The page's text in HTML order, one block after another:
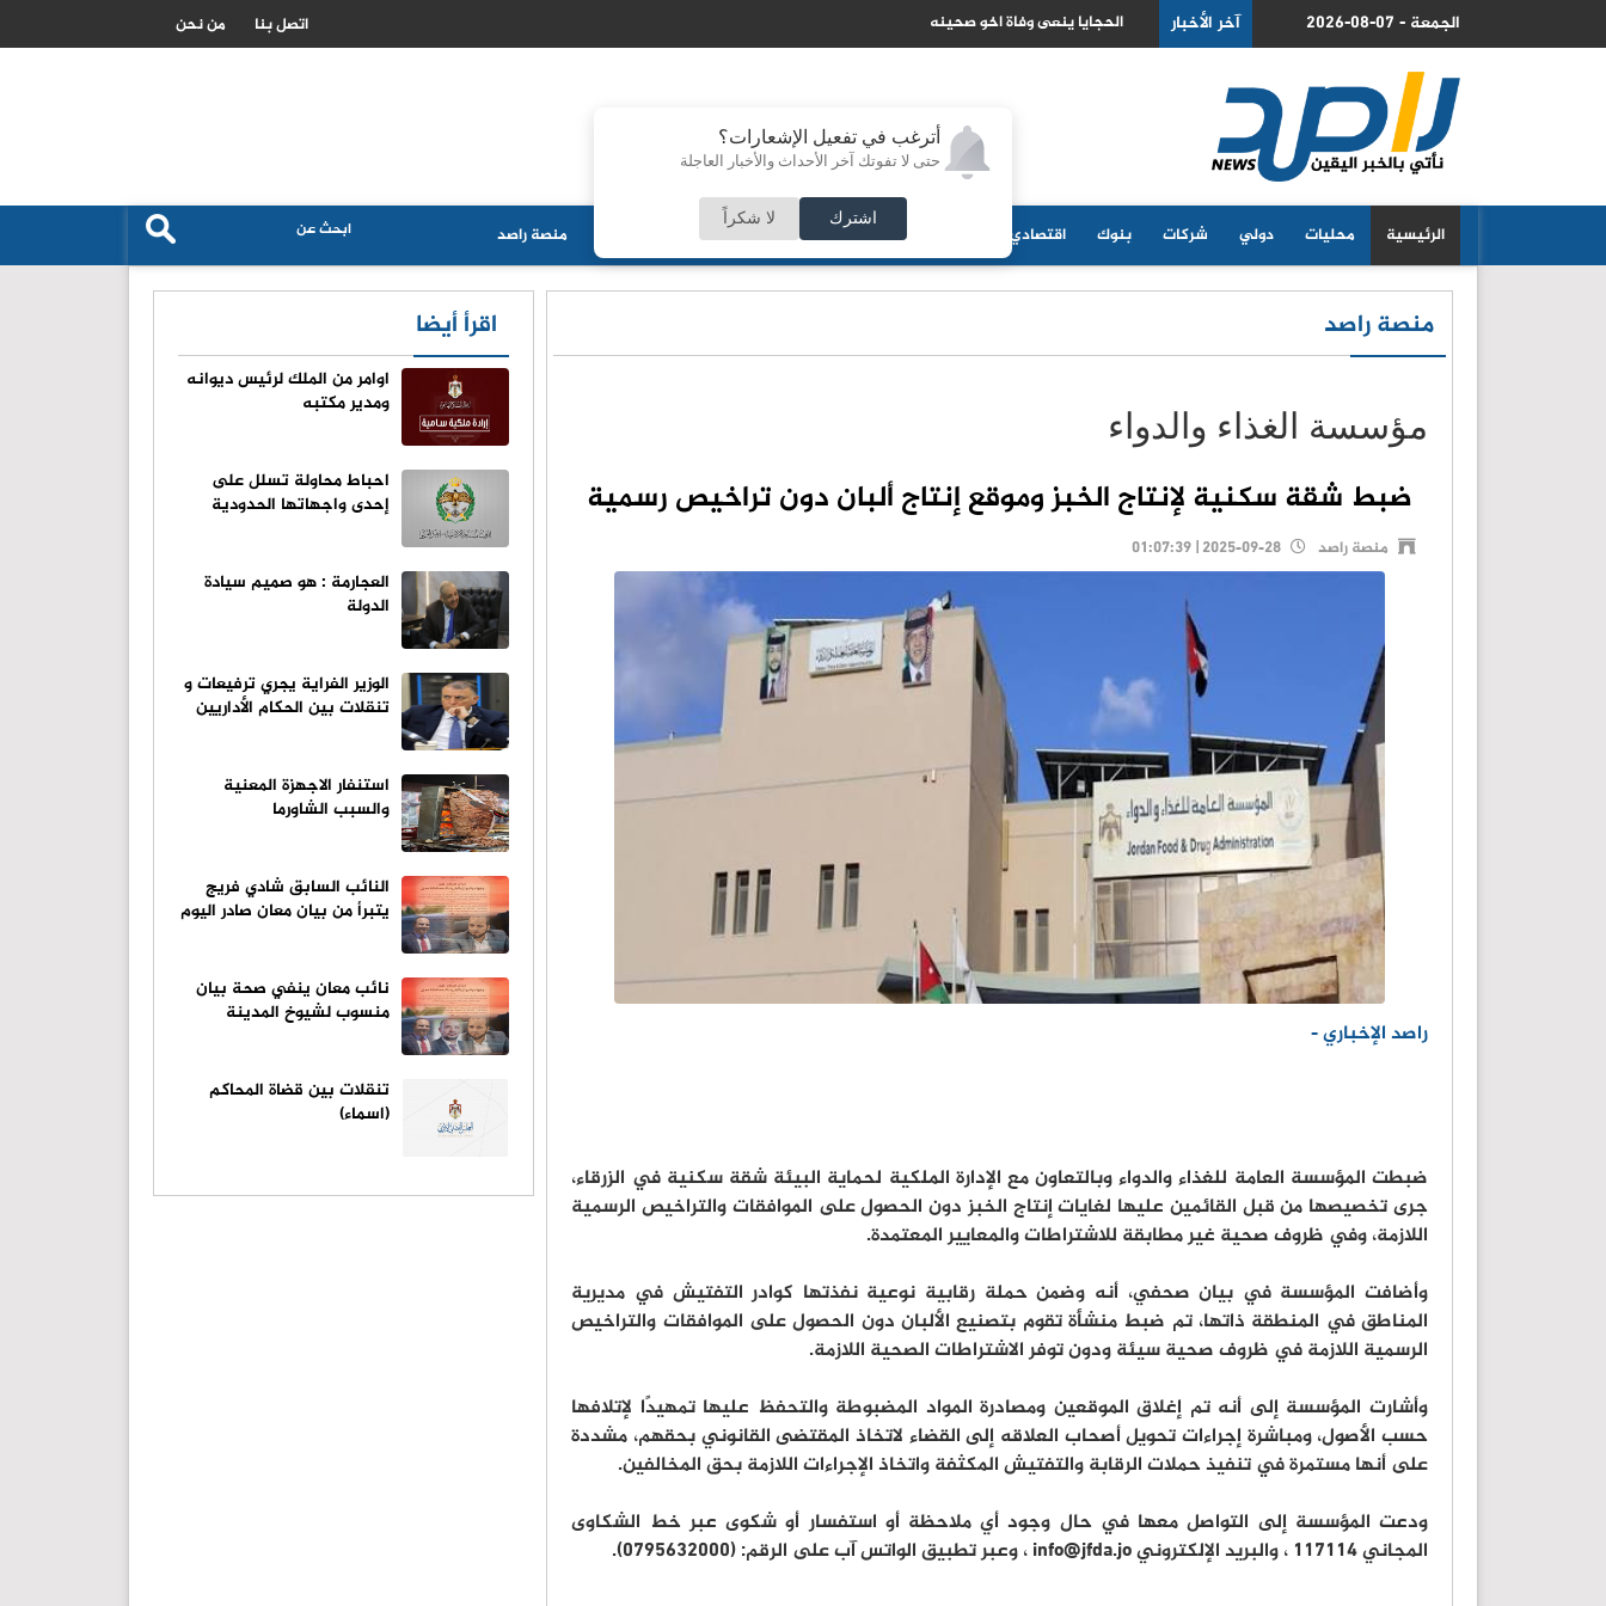
أترغب في تفعيل الإشعارات؟
حتى لا تفوتك آخر الأحداث والأخبار العاجلة
اشترك لا شكراً
2026-08-07 - الجمعة آخر الأخبار بضغط من اسهم شركات الذكاء الاصطناعي الحجايا ينعى وفاة اخو صحينه تصعيد عسكري اسرائيلي في جنوب لبنان واستهداف لجرافة الجيش
من نحن اتصل بنا
الرئيسية محليات دولي شركات بنوك اقتصادي منوعات ثقافة مجلس الأمة منصة راصد
منصة راصد
مؤسسة الغذاء والدواء
ضبط شقة سكنية لإنتاج الخبز وموقع إنتاج ألبان دون تراخيص رسمية
منصة راصد
راصد الإخباري -
ضبطت المؤسسة العامة للغذاء والدواء وبالتعاون مع الإدارة الملكية لحماية البيئة شقة سكنية في الزرقاء،
جرى تخصيصها من قبل القائمين عليها لغايات إنتاج الخبز دون الحصول على الموافقات والتراخيص الرسمية
اللازمة، وفي ظروف صحية غير مطابقة للاشتراطات والمعايير المعتمدة.
وأضافت المؤسسة في بيان صحفي، أنه وضمن حملة رقابية نوعية نفذتها كوادر التفتيش في مديرية
المناطق في المنطقة ذاتها، تم ضبط منشأة تقوم بتصنيع الألبان دون الحصول على الموافقات والتراخيص
الرسمية اللازمة في ظروف صحية سيئة ودون توفر الاشتراطات الصحية اللازمة.
وأشارت المؤسسة إلى أنه تم إغلاق الموقعين ومصادرة المواد المضبوطة والتحفظ عليها تمهيدًا لإتلافها
حسب الأصول، ومباشرة إجراءات تحويل أصحاب العلاقه إلى القضاء لاتخاذ المقتضى القانوني بحقهم، مشددة
على أنها مستمرة في تنفيذ حملات الرقابة والتفتيش المكثفة واتخاذ الإجراءات اللازمة بحق المخالفين.
ودعت المؤسسة إلى التواصل معها في حال وجود أي ملاحظة أو استفسار أو شكوى عبر خط الشكاوى
المجاني 117114 ، والبريد الإلكتروني info@jfda.jo ، وعبر تطبيق الواتس آب على الرقم: (0795632000).
اقرأ أيضا
اوامر من الملك لرئيس ديوانه
ومدير مكتبه
احباط محاولة تسلل على
إحدى واجهاتها الحدودية
العجارمة : هو صميم سيادة
الدولة
الوزير الفراية يجري ترفيعات و
تنقلات بين الحكام الأداريين
استنفار الاجهزة المعنية
والسبب الشاورما
النائب السابق شادي فريج
يتبرأ من بيان معان صادر اليوم
نائب معان ينفي صحة بيان
منسوب لشيوخ المدينة
تنقلات بين قضاة المحاكم
(اسماء)